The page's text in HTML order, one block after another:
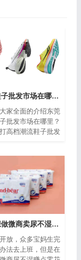
厚街鞋子批发市场在哪里？厚街鞋城在什么地方
家全面的介绍东莞
批发市场在哪里？
高档潮流鞋子批发
宝妈想做微商卖尿不湿赚点零花钱，该怎么做？
放，众多宝妈生完
法去上班，但是在